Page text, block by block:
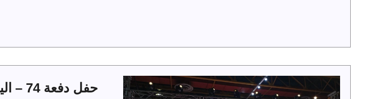
حفل دفعة 74 – اليوبيل الذهبي بجامعة الملك فهد للبترول والمعادن